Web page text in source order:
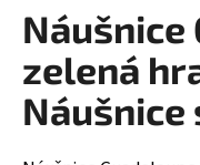
produktu
je
z
5
hvězdiček.
Náušnice
zelená
D
p
o
r